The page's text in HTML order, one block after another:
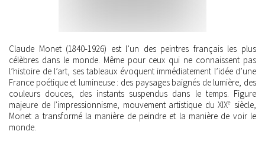
Claude Monet (1840‑1926) est l’un des peintres français les plus
célèbres dans le monde. Même pour ceux qui ne connaissent pas
l’histoire de l’art, ses tableaux évoquent immédiatement l’idée d’une
France poétique et lumineuse : des paysages baignés de lumière, des
couleurs douces, des instants suspendus dans le temps. Figure
majeure de l’impressionnisme, mouvement artistique du XIXᵉ siècle,
Monet a transformé la manière de peindre et la manière de voir le
monde.